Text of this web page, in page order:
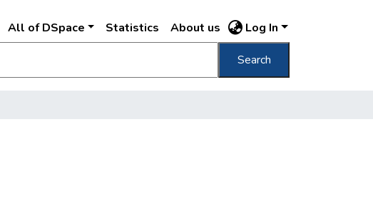
All of DSpace Statistics About us Log In
Search